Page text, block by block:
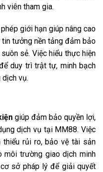
viên tham gia.
giới hạn giúp nâng cao
tưởng nền tảng đảm bảo
sẻ. Việc hiểu thực hiện
duy trì trật tự, minh bạch
dịch vụ.
giúp đảm bảo quyền lợi,
dịch vụ tại MM88. Việc
rủi ro, bảo vệ tài sản
môi trường giao dịch minh
sở pháp lý để giải quyết